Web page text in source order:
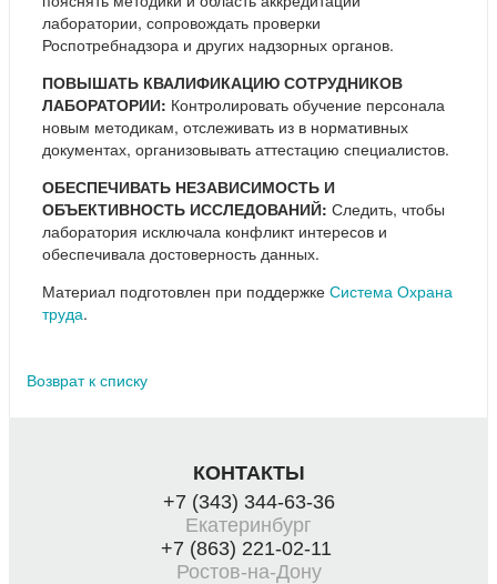
лаборатории, сопровождать проверки
Роспотребнадзора и других надзорных органов.
ПОВЫШАТЬ КВАЛИФИКАЦИЮ СОТРУДНИКОВ
ЛАБОРАТОРИИ: Контролировать обучение персонала
новым методикам, отслеживать из в нормативных
документах, организовывать аттестацию специалистов.
ОБЕСПЕЧИВАТЬ НЕЗАВИСИМОСТЬ И
ОБЪЕКТИВНОСТЬ ИССЛЕДОВАНИЙ: Следить, чтобы
лаборатория исключала конфликт интересов и
обеспечивала достоверность данных.
Материал подготовлен при поддержке Система Охрана
труда.
Возврат к списку
КОНТАКТЫ
+7 (343) 344-63-36
Екатеринбург
+7 (863) 221-02-11
Ростов-на-Дону